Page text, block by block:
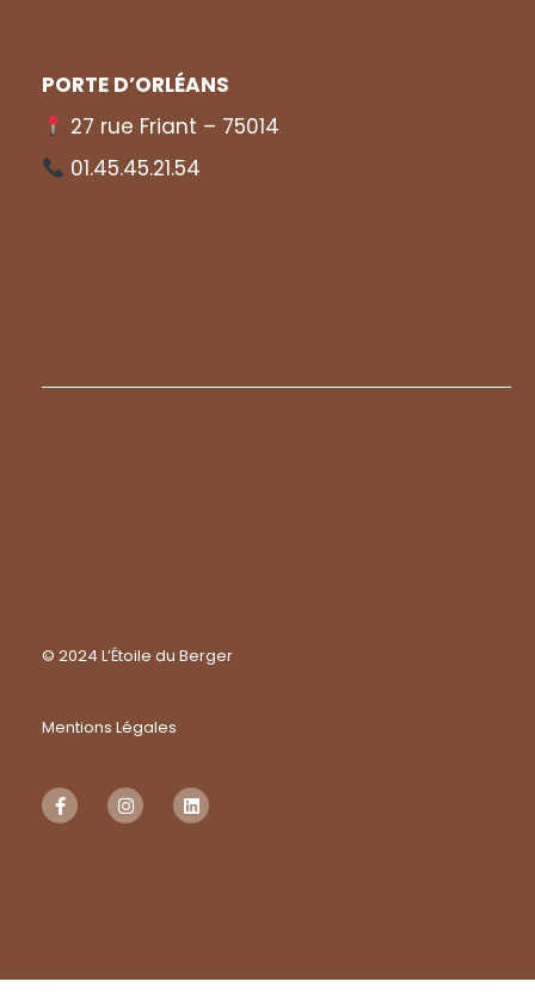
PORTE D’ORLÉANS
27 rue Friant – 75014
01.45.45.21.54
© 2024 L’Étoile du Berger
Mentions Légales